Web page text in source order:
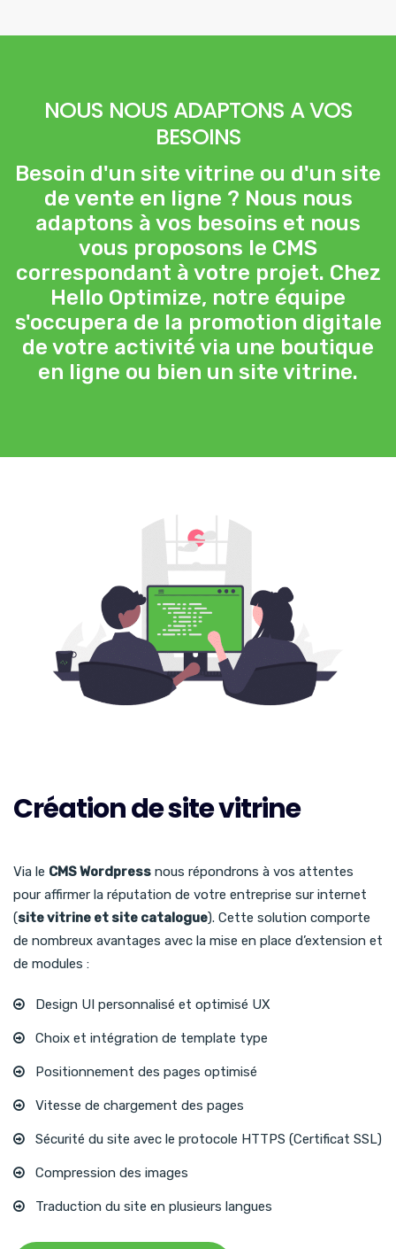
NOUS NOUS ADAPTONS A VOS
BESOINS
Besoin d'un site vitrine ou d'un site
de vente en ligne ? Nous nous
adaptons à vos besoins et nous
vous proposons le CMS
correspondant à votre projet. Chez
Hello Optimize, notre équipe
s'occupera de la promotion digitale
de votre activité via une boutique
en ligne ou bien un site vitrine.
Création de site vitrine
Via le CMS Wordpress nous répondrons à vos attentes
pour affirmer la réputation de votre entreprise sur internet
(site vitrine et site catalogue). Cette solution comporte
de nombreux avantages avec la mise en place d’extension et
de modules :
Design UI personnalisé et optimisé UX
Choix et intégration de template type
Positionnement des pages optimisé
Vitesse de chargement des pages
Sécurité du site avec le protocole HTTPS (Certificat SSL)
Compression des images
Traduction du site en plusieurs langues